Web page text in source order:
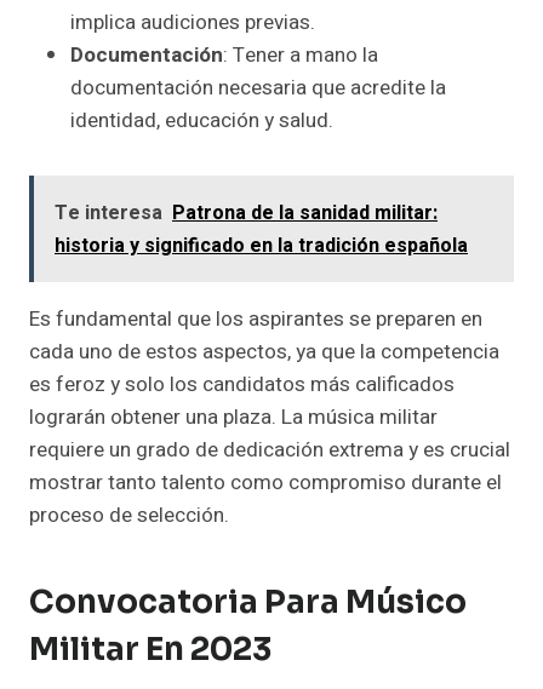
implica audiciones previas.
Documentación: Tener a mano la
documentación necesaria que acredite la
identidad, educación y salud.
Te interesa Patrona de la sanidad militar:
historia y significado en la tradición española
Es fundamental que los aspirantes se preparen en
cada uno de estos aspectos, ya que la competencia
es feroz y solo los candidatos más calificados
lograrán obtener una plaza. La música militar
requiere un grado de dedicación extrema y es crucial
mostrar tanto talento como compromiso durante el
proceso de selección.
Convocatoria Para Músico
Militar En 2023